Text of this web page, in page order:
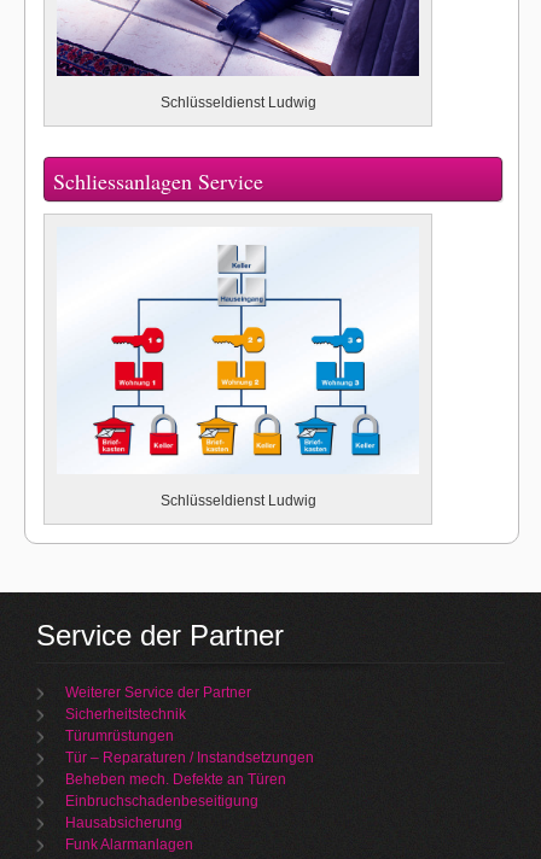
Schlüsseldienst Ludwig
Schliessanlagen Service
Schlüsseldienst Ludwig
Service der Partner
Weiterer Service der Partner
Sicherheitstechnik
Türumrüstungen
Tür – Reparaturen / Instandsetzungen
Beheben mech. Defekte an Türen
Einbruchschadenbeseitigung
Hausabsicherung
Funk Alarmanlagen